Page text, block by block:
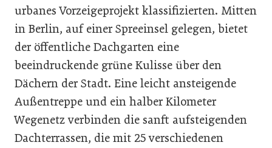
urbanes Vorzeigeprojekt klassifizierten. Mitten
in Berlin, auf einer Spreeinsel gelegen, bietet
der öffentliche Dachgarten eine
beeindruckende grüne Kulisse über den
Dächern der Stadt. Eine leicht ansteigende
Außentreppe und ein halber Kilometer
Wegenetz verbinden die sanft aufsteigenden
Dachterrassen, die mit 25 verschiedenen